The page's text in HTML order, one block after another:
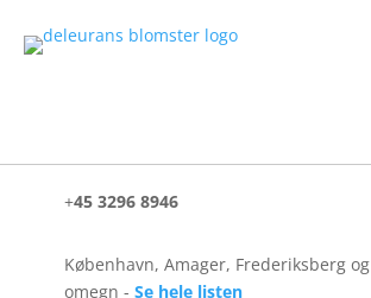
+45 3296 8946
København, Amager, Frederiksberg og
omegn - Se hele listen